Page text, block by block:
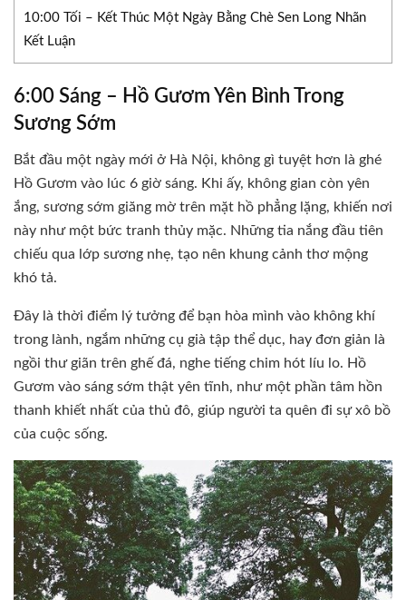
10:00 Tối – Kết Thúc Một Ngày Bằng Chè Sen Long Nhãn
Kết Luận
6:00 Sáng – Hồ Gươm Yên Bình Trong
Sương Sớm
Bắt đầu một ngày mới ở Hà Nội, không gì tuyệt hơn là ghé
Hồ Gươm vào lúc 6 giờ sáng. Khi ấy, không gian còn yên
ắng, sương sớm giăng mờ trên mặt hồ phẳng lặng, khiến nơi
này như một bức tranh thủy mặc. Những tia nắng đầu tiên
chiếu qua lớp sương nhẹ, tạo nên khung cảnh thơ mộng
khó tả.
Đây là thời điểm lý tưởng để bạn hòa mình vào không khí
trong lành, ngắm những cụ già tập thể dục, hay đơn giản là
ngồi thư giãn trên ghế đá, nghe tiếng chim hót líu lo. Hồ
Gươm vào sáng sớm thật yên tĩnh, như một phần tâm hồn
thanh khiết nhất của thủ đô, giúp người ta quên đi sự xô bồ
của cuộc sống.